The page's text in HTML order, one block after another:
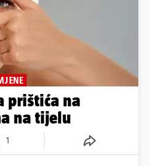
prištića na
na tijelu
1